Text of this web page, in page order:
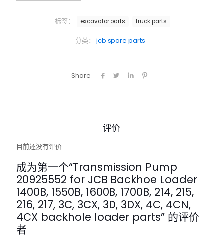
分类： jcb spare parts
标签： excavator parts truck parts
Share
评价
目前还没有评价
成为第一个“Transmission Pump
20925552 for JCB Backhoe Loader
1400B, 1550B, 1600B, 1700B, 214, 215,
216, 217, 3C, 3CX, 3D, 3DX, 4C, 4CN,
4CX backhole loader parts” 的评价
者